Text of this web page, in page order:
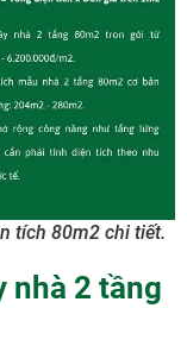
tích 80m2 chi tiết.
nhà 2 tầng